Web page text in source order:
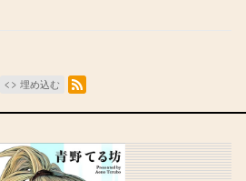
埋め込む
RSSフィード